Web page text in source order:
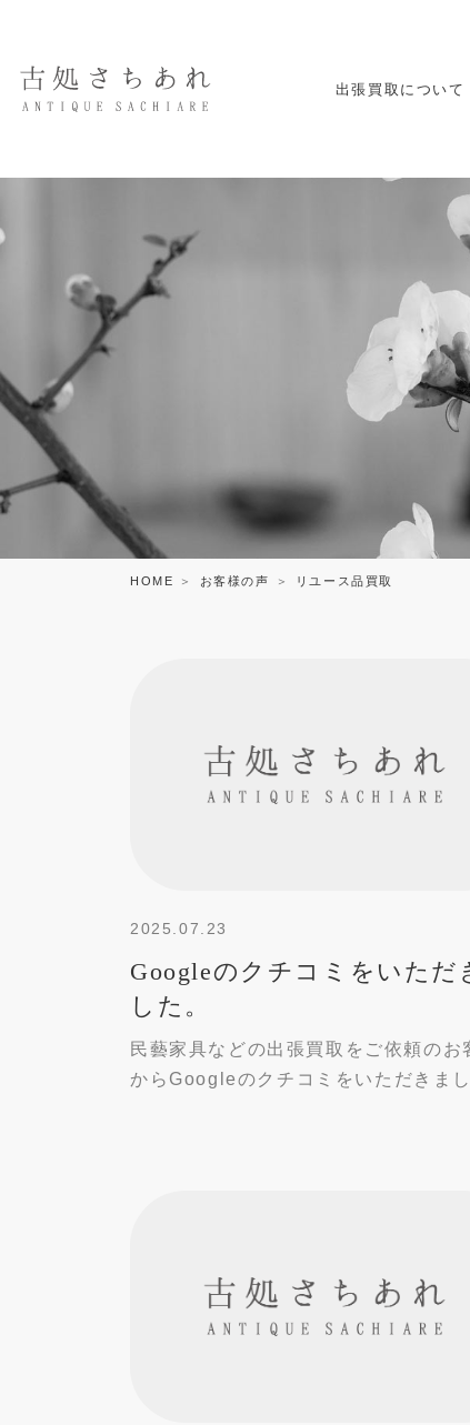
出張買取について
HOME お客様の声 リユース品買取
2025.07.23
Googleのクチコミをいただ
した。
民藝家具などの出張買取をご依頼のお
からGoogleのクチコミをいただきま